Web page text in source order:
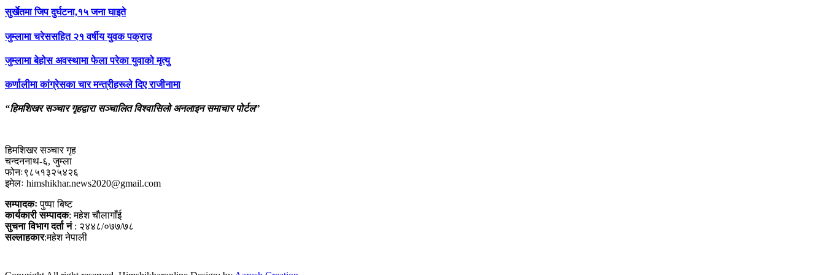
सुर्खेतमा जिप दुर्घटना,१५ जना घाइते
जुम्लामा चरेससहित २१ वर्षीय युवक पक्राउ
जुम्लामा बेहोस अवस्थामा फेला परेका युवाको मृत्यु
कर्णालीमा कांग्रेसका चार मन्त्रीहरूले दिए राजीनामा
“हिमशिखर सञ्चार गृहद्वारा सञ्चालित विश्वासिलो अनलाइन समाचार पोर्टल”
हिमशिखर सञ्चार गृह
चन्दननाथ-६, जुम्ला
फोनः९८५१३२५४२६
इमेलः himshikhar.news2020@gmail.com
सम्पादकःपुष्पा बिष्ट
कार्यकारी सम्पादक: महेश चौलागाँई
सुचना विभाग दर्ता नं: २४४८/०७७/७८
सल्लाहकार:महेश नेपाली